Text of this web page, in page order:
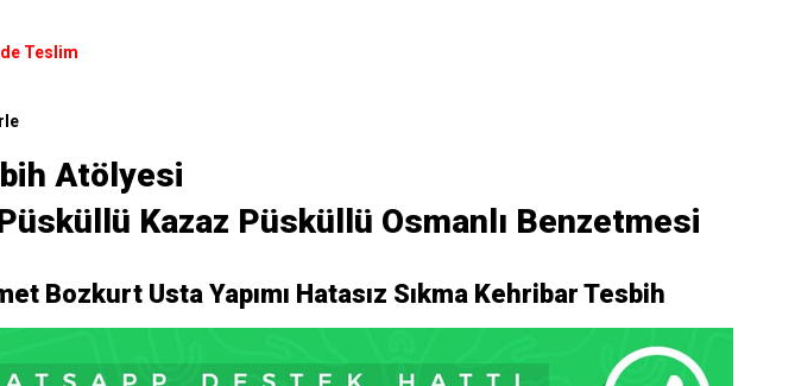
Teslim
Atölyesi
Kazaz Püsküllü Osmanlı Benzetmesi
Bozkurt Usta Yapımı Hatasız Sıkma Kehribar Tesbih